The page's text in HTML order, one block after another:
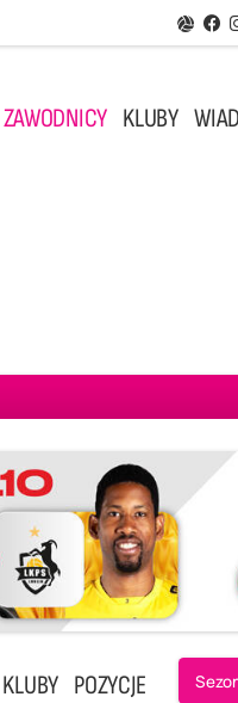
ZAWODNICY KLUBY
KLUBY POZYCJE